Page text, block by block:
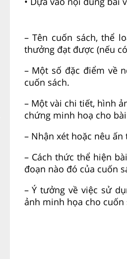
– Tên cuốn sách, thể
thưởng đạt được (nếu
– Một số đặc điểm về
cuốn sách.
– Một vài chi tiết, hình
chứng minh hoạ cho
– Nhận xét hoặc nêu
– Cách thức thể hiện
đoạn nào đó của cuốn
– Ý tưởng về việc sử
ảnh minh họa cho cuốn